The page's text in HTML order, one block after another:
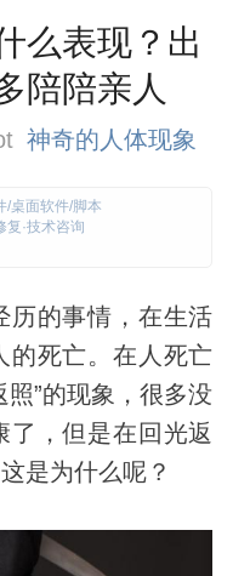
么表现？出
陪陪亲人
神奇的人体现象
/桌面软件/脚本
复·技术咨询
历的事情，在生活
的死亡。在人死亡
照”的现象，很多没
了，但是在回光返
是为什么呢？